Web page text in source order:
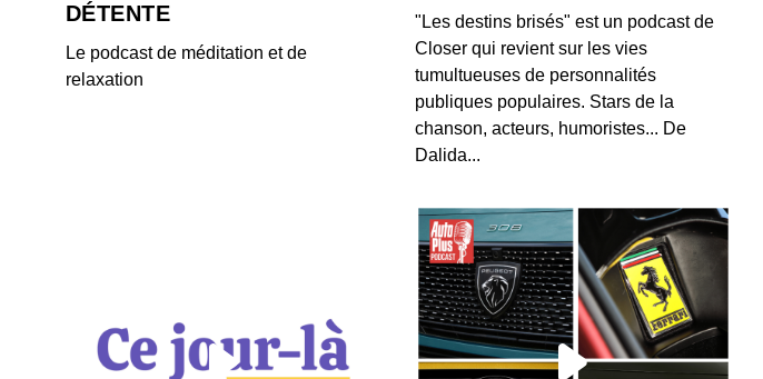
DÉTENTE
Le podcast de méditation et de
relaxation
"Les destins brisés" est un podcast de
Closer qui revient sur les vies
tumultueuses de personnalités
publiques populaires. Stars de la
chanson, acteurs, humoristes... De
Dalida...